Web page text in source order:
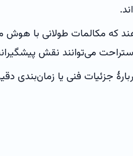
که مکالمات طولانی با هوش
می‌توانند نقش
جزئیات فنی یا زمان‌بندی